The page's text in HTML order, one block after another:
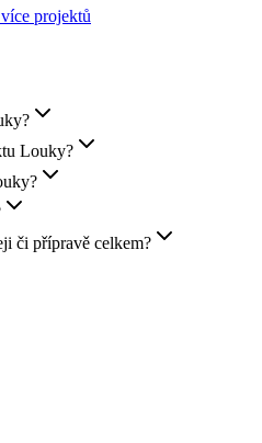
projektů
Louky?
či přípravě celkem?